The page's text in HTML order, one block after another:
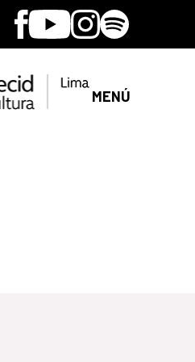
Facebook
YoutubeInstagram
Spotify
MENÚ